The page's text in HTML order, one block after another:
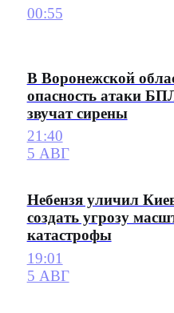
00:55
В Воронежской
опасность атаки
звучат сирены
21:40
5 АВГ
Небензя уличил
создать угрозу
катастрофы
19:01
5 АВГ